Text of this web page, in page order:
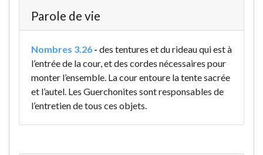
Parole de vie
Nombres 3.26 - des tentures et du rideau qui est à
l’entrée de la cour, et des cordes nécessaires pour
monter l’ensemble. La cour entoure la tente sacrée
et l’autel. Les Guerchonites sont responsables de
l’entretien de tous ces objets.